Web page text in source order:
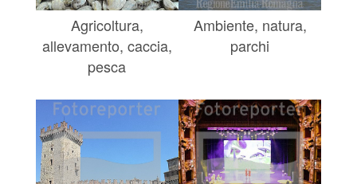
Agricoltura,
allevamento, caccia,
pesca
Ambiente, natura,
parchi